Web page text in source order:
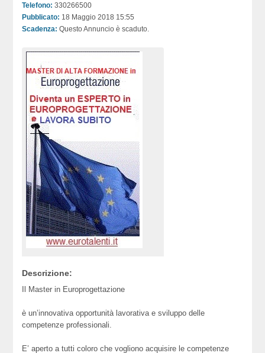
Telefono: 330266500
Pubblicato: 18 Maggio 2018 15:55
Scadenza: Questo Annuncio è scaduto.
Descrizione:
Il Master in Europrogettazione
è un’innovativa opportunità lavorativa e sviluppo delle
competenze professionali.
E’ aperto a tutti coloro che vogliono acquisire le competenze